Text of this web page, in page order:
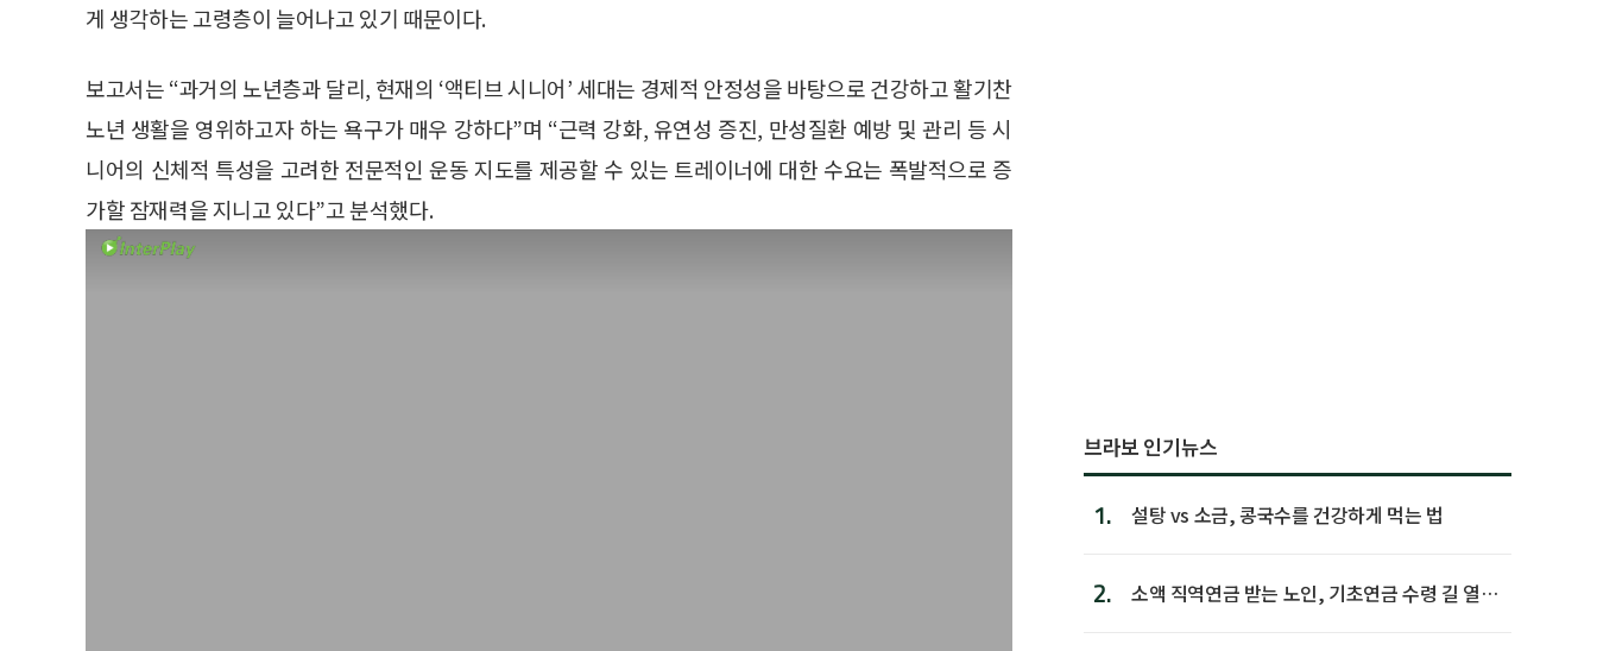
게 생각하는 고령층이 늘어나고 있기 때문이다.
보고서는 “과거의 노년층과 달리, 현재의 ‘액티브 시니어’ 세대는 경제적 안정성을 바탕으로 건강하고 활기찬
노년 생활을 영위하고자 하는 욕구가 매우 강하다”며 “근력 강화, 유연성 증진, 만성질환 예방 및 관리 등 시
니어의 신체적 특성을 고려한 전문적인 운동 지도를 제공할 수 있는 트레이너에 대한 수요는 폭발적으로 증
가할 잠재력을 지니고 있다”고 분석했다.
브라보 인기뉴스
1. 설탕 vs 소금, 콩국수를 건강하게 먹는 법
2.
소액 직역연금 받는 노인, 기초연금 수령 길 열린